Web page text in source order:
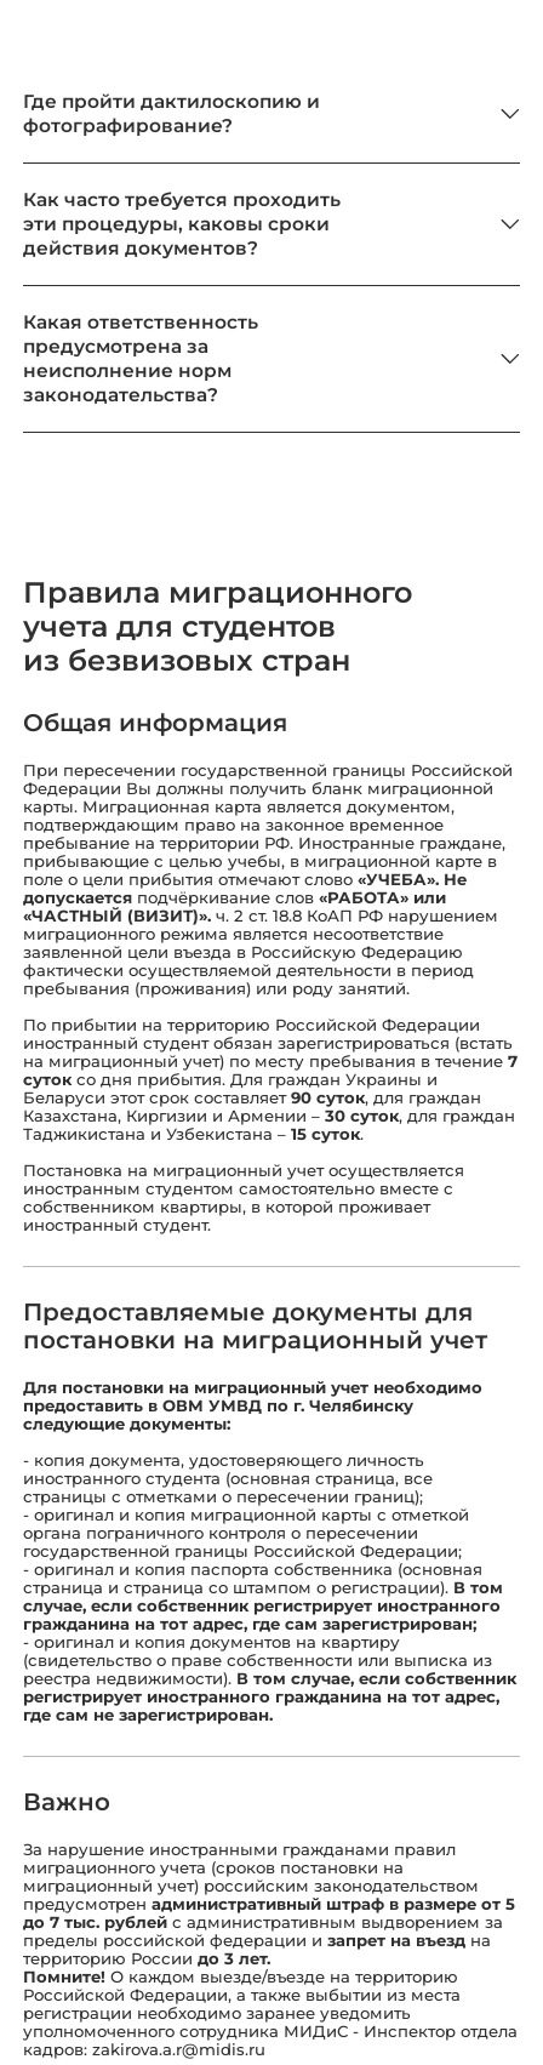
Где пройти дактилоскопию и
фотографирование?
Как часто требуется проходить
эти процедуры, каковы сроки
действия документов?
Какая ответственность
предусмотрена за
неисполнение норм
законодательства?
Правила миграционного
учета для студентов
из безвизовых стран
Общая информация
При пересечении государственной границы Российской
Федерации Вы должны получить бланк миграционной
карты. Миграционная карта является документом,
подтверждающим право на законное временное
пребывание на территории РФ. Иностранные граждане,
прибывающие с целью учебы, в миграционной карте в
поле о цели прибытия отмечают слово«УЧЕБА». Не
допускается подчёркивание слов«РАБОТА» или
«ЧАСТНЫЙ (ВИЗИТ)». ч. 2 ст. 18.8 КоАП РФ нарушением
миграционного режима является несоответствие
заявленной цели въезда в Российскую Федерацию
фактически осуществляемой деятельности в период
пребывания (проживания) или роду занятий.
По прибытии на территорию Российской Федерации
иностранный студент обязан зарегистрироваться (встать
на миграционный учет) по месту пребывания в течение7
суток со дня прибытия. Для граждан Украины и
Беларуси этот срок составляет90 суток, для граждан
Казахстана, Киргизии и Армении –30 суток, для граждан
Таджикистана и Узбекистана –15 суток.
Постановка на миграционный учет осуществляется
иностранным студентом самостоятельно вместе с
собственником квартиры, в которой проживает
иностранный студент.
Предоставляемые документы для
постановки на миграционный учет
Для постановки на миграционный учет необходимо
предоставить в ОВМ УМВД по г. Челябинску
следующие документы:
- копия документа, удостоверяющего личность
иностранного студента (основная страница, все
страницы с отметками о пересечении границ);
- оригинал и копия миграционной карты с отметкой
органа пограничного контроля о пересечении
государственной границы Российской Федерации;
- оригинал и копия паспорта собственника (основная
страница и страница со штампом о регистрации). В том
случае, если собственник регистрирует иностранного
гражданина на тот адрес, где сам зарегистрирован;
- оригинал и копия документов на квартиру
(свидетельство о праве собственности или выписка из
реестра недвижимости). В том случае, если собственник
регистрирует иностранного гражданина на тот адрес,
где сам не зарегистрирован.
Важно
За нарушение иностранными гражданами правил
миграционного учета (сроков постановки на
миграционный учет) российским законодательством
предусмотренадминистративный штраф в размере от 5
до 7 тыс. рублей с административным выдворением за
пределы российской федерации изапрет на въезд на
территорию Россиидо 3 лет.
Помните! О каждом выезде/въезде на территорию
Российской Федерации, а также выбытии из места
регистрации необходимо заранее уведомить
уполномоченного сотрудника МИДиС - Инспектор отдела
кадров:zakirova.a.r@midis.ru